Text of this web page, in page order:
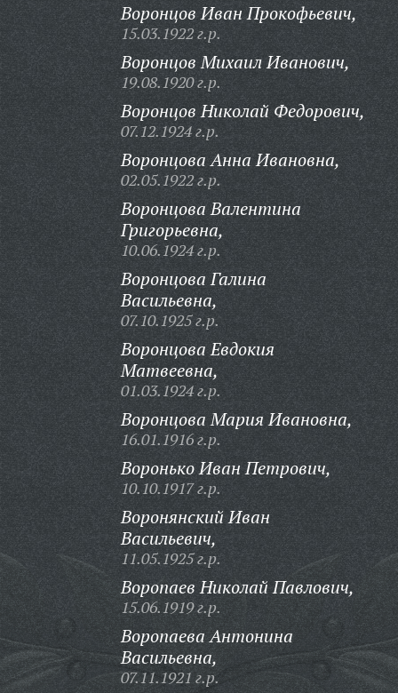
Воронцов Иван Прокофьевич,
15.03.1922 г.р.
Воронцов Михаил Иванович,
19.08.1920 г.р.
Воронцов Николай Федорович,
07.12.1924 г.р.
Воронцова Анна Ивановна,
02.05.1922 г.р.
Воронцова Валентина
Григорьевна,
10.06.1924 г.р.
Воронцова Галина
Васильевна,
07.10.1925 г.р.
Воронцова Евдокия
Матвеевна,
01.03.1924 г.р.
Воронцова Мария Ивановна,
16.01.1916 г.р.
Воронько Иван Петрович,
10.10.1917 г.р.
Воронянский Иван
Васильевич,
11.05.1925 г.р.
Воропаев Николай Павлович,
15.06.1919 г.р.
Воропаева Антонина
Васильевна,
07.11.1921 г.р.